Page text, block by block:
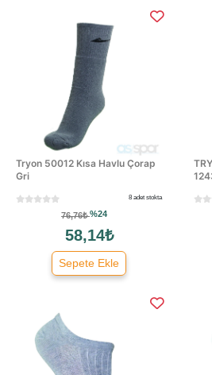
Tryon 50012 Kısa Havlu Çorap
Gri
8 adet stokta
76,76₺%24
58,14₺
Sepete Ekle